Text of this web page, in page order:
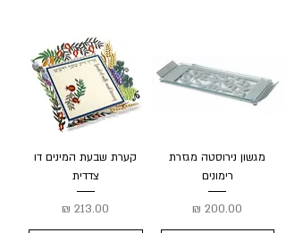
מגשון נירוסטה מגזרת
רימונים
מחיר
קערת שבעת המינים דו
צדדית
מחיר